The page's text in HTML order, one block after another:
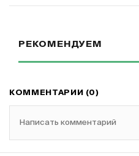
РЕКОМЕНДУЕМ
КОММЕНТАРИИ (0)
Написать комментарий